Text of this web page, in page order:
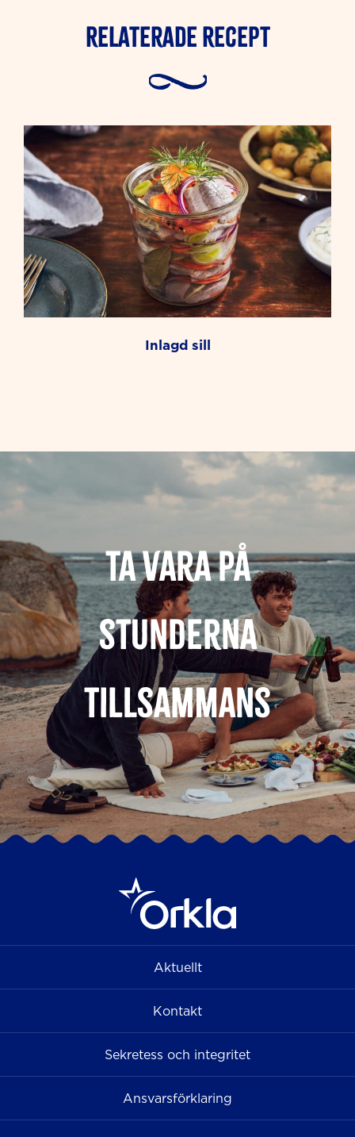
Relaterade Recept
inlagd sill
Ta vara på
stunderna
tillsammans
Aktuellt
Kontakt
Sekretess och integritet
Ansvarsförklaring